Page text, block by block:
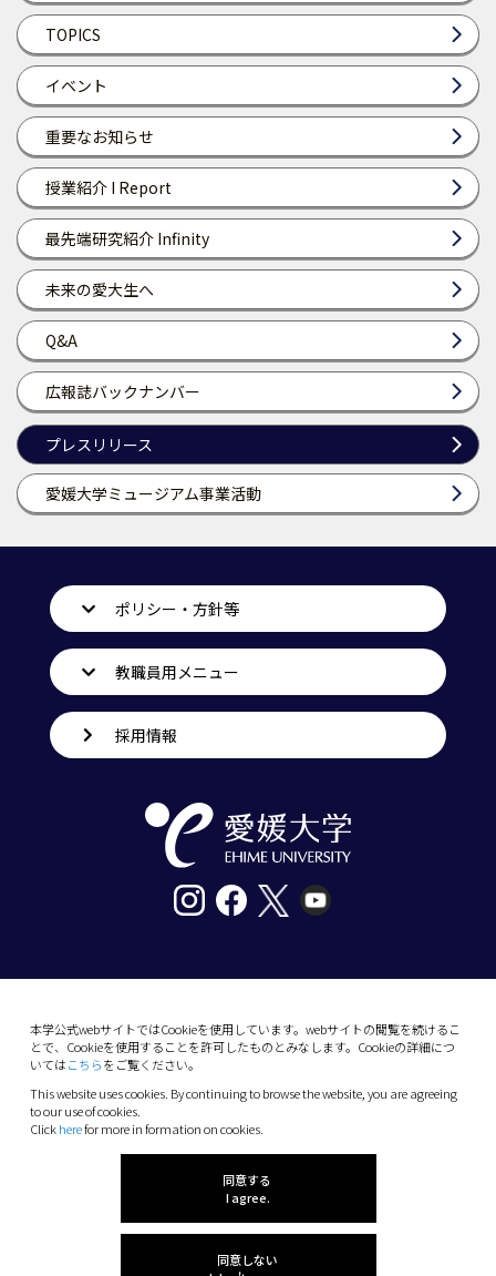
TOPICS
イベント
重要なお知らせ
授業紹介 I Report
最先端研究紹介 Infinity
未来の愛大生へ
Q&A
広報誌バックナンバー
プレスリリース
愛媛大学ミュージアム事業活動
本学公式webサイトではCookieを使用しています。webサイトの閲覧を続けるこ
とで、Cookieを使用することを許可したものとみなします。Cookieの詳細につ
いてはこちらをご覧ください。
This website uses cookies. By continuing to browse the website, you are agreeing
to our use of cookies.
Clickherefor more in formation on cookies.
同意する
I agree.
同意しない
ポリシー・方針等
教職員用メニュー
採用情報
10-13 Dogo-Himata, Matsuyama, Ehime 790-
Phone: +81 89-927-9000
(C) 2026 Ehime University.